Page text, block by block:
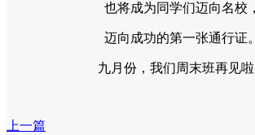
也将成为同学们迈向名校，
迈向成功的第一张通行证。
九月份，我们周末班再见啦
上一篇